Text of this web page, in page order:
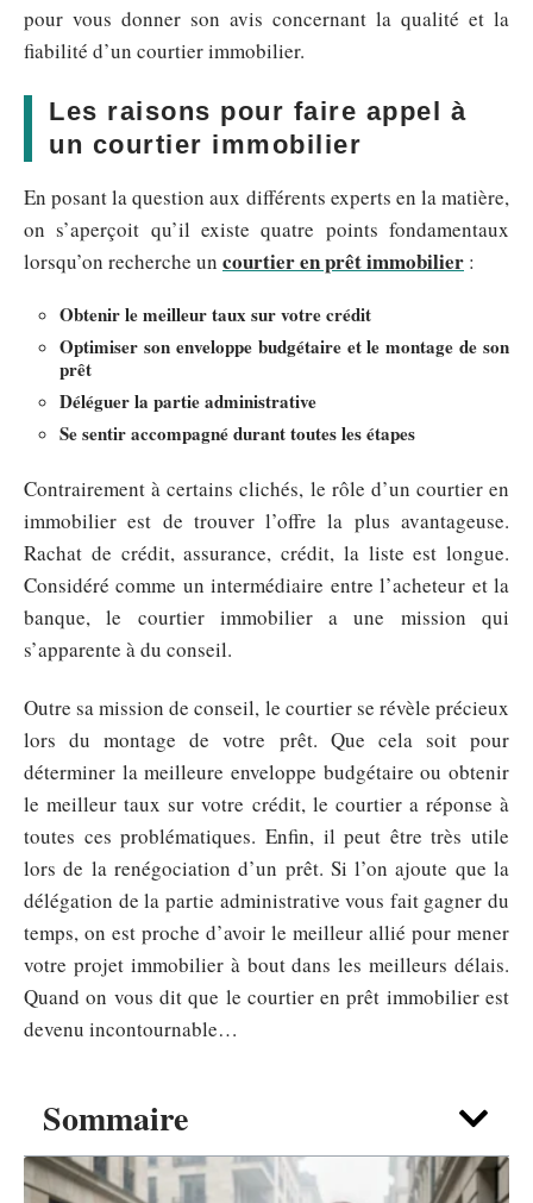
Sommaire
pour vous donner son avis concernant la qualité et la
fiabilité d’un courtier immobilier.
Les raisons pour faire appel à
un courtier immobilier
En posant la question aux différents experts en la matière,
on s’aperçoit qu’il existe quatre points fondamentaux
lorsqu’on recherche un courtier en prêt immobilier :
Obtenir le meilleur taux sur votre crédit
Optimiser son enveloppe budgétaire et le montage de son
prêt
Déléguer la partie administrative
Se sentir accompagné durant toutes les étapes
Contrairement à certains clichés, le rôle d’un courtier en
immobilier est de trouver l’offre la plus avantageuse.
Rachat de crédit, assurance, crédit, la liste est longue.
Considéré comme un intermédiaire entre l’acheteur et la
banque, le courtier immobilier a une mission qui
s’apparente à du conseil.
Outre sa mission de conseil, le courtier se révèle précieux
lors du montage de votre prêt. Que cela soit pour
déterminer la meilleure enveloppe budgétaire ou obtenir
le meilleur taux sur votre crédit, le courtier a réponse à
toutes ces problématiques. Enfin, il peut être très utile
lors de la renégociation d’un prêt. Si l’on ajoute que la
délégation de la partie administrative vous fait gagner du
temps, on est proche d’avoir le meilleur allié pour mener
votre projet immobilier à bout dans les meilleurs délais.
Quand on vous dit que le courtier en prêt immobilier est
devenu incontournable…